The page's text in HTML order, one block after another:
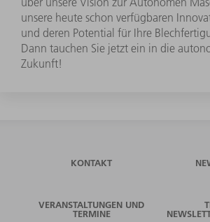
unsere heute schon verfügbaren
und deren Potential für Ihre
Dann tauchen Sie jetzt ein in die
Zukunft!
KONTAKT
VERANSTALTUNGEN UND
TERMINE